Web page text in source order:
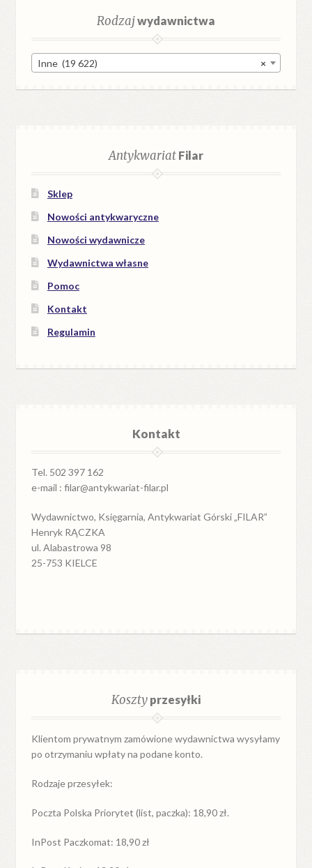
Rodzajwydawnictwa
×
Inne (19 622)
AntykwariatFilar
Sklep
Nowości antykwaryczne
Nowości wydawnicze
Wydawnictwa własne
Pomoc
Kontakt
Regulamin
Kontakt
Tel. 502 397 162
e-mail : filar@antykwariat-filar.pl
Wydawnictwo, Księgarnia, Antykwariat Górski „FILAR”
Henryk RĄCZKA
ul. Alabastrowa 98
25-753 KIELCE
Kosztyprzesyłki
Klientom prywatnym zamówione wydawnictwa wysyłamy
po otrzymaniu wpłaty na podane konto.
Rodzaje przesyłek:
Poczta Polska Priorytet (list, paczka): 18,90 zł.
InPost Paczkomat: 18,90 zł